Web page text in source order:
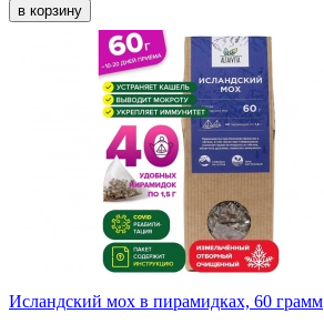
в корзину
Исландский мох в пирамидках, 60 грамм